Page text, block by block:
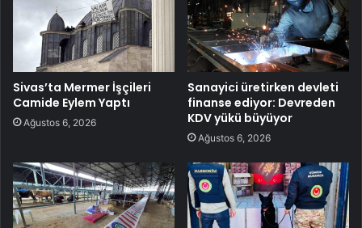
Sivas’ta Mermer İşçileri
Camide Eylem Yaptı
Ağustos 6, 2026
Sanayici üretirken devleti
finanse ediyor: Devreden
KDV yükü büyüyor
Ağustos 6, 2026